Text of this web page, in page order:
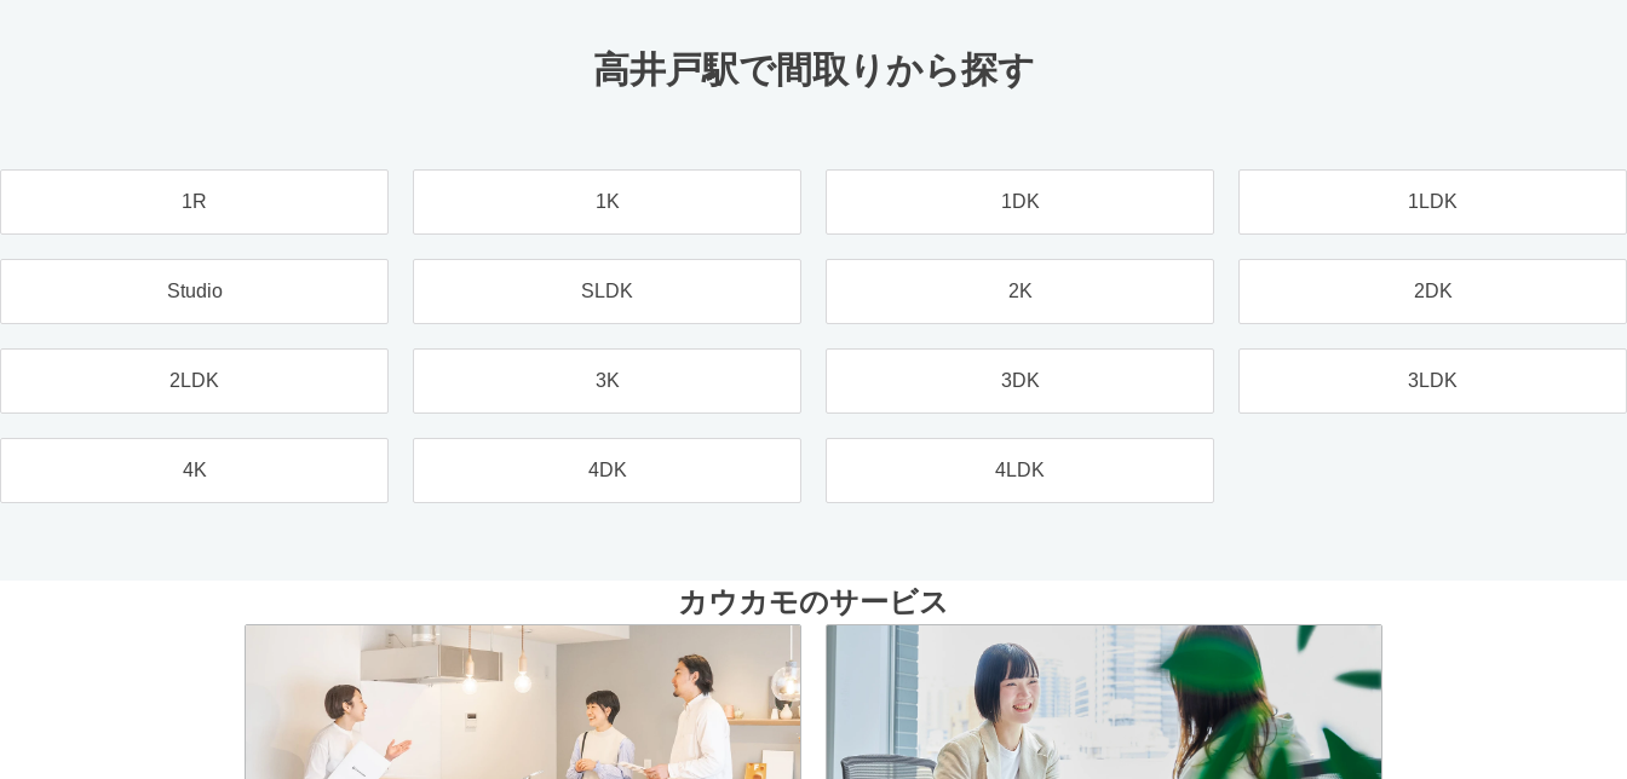
高井戸駅で間取りから探す
1R 1K 1DK 1LDK
Studio SLDK 2K 2DK
2LDK 3K 3DK 3LDK
4K 4DK 4LDK
カウカモのサービス